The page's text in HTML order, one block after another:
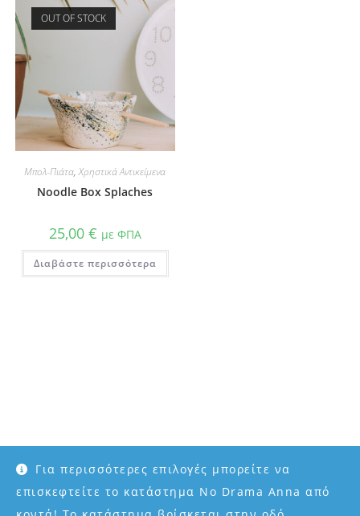
Για περισσότερες επιλογές μπορείτε να
επισκεφτείτε το κατάστημα No Drama Anna από
OUT OF STOCK
Μπολ-Πιάτα,Χρηστικά Αντικείμενα
Noodle Box Splaches
25,00 € με ΦΠΑ
Διαβάστε περισσότερα